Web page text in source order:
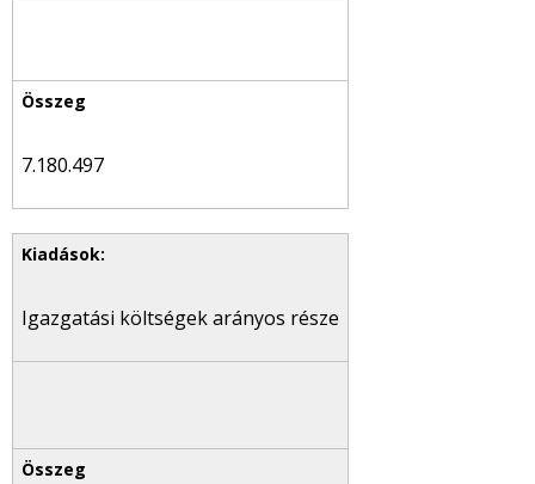
7.180.497
Igazgatási költségek arányos része